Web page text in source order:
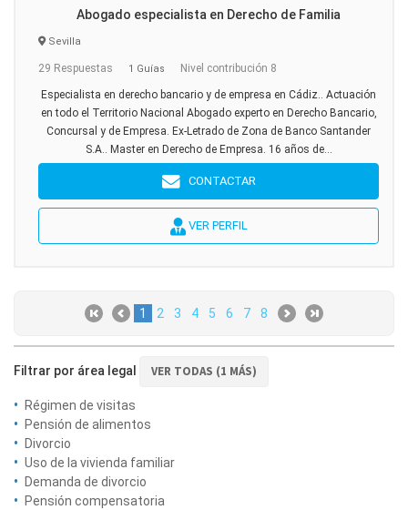
Abogado especialista en Derecho de Familia
Sevilla
29 Respuestas 1 Guías Nivel contribución 8
Especialista en derecho bancario y de empresa en Cádiz.. Actuación
en todo el Territorio Nacional Abogado experto en Derecho Bancario,
Concursal y de Empresa. Ex-Letrado de Zona de Banco Santander
S.A.. Master en Derecho de Empresa. 16 años de...
CONTACTAR
VER PERFIL
1 2 3 4 5 6 7 8
Filtrar por área legal VER TODAS (1 MÁS)
Régimen de visitas
Pensión de alimentos
Divorcio
Uso de la vivienda familiar
Demanda de divorcio
Pensión compensatoria